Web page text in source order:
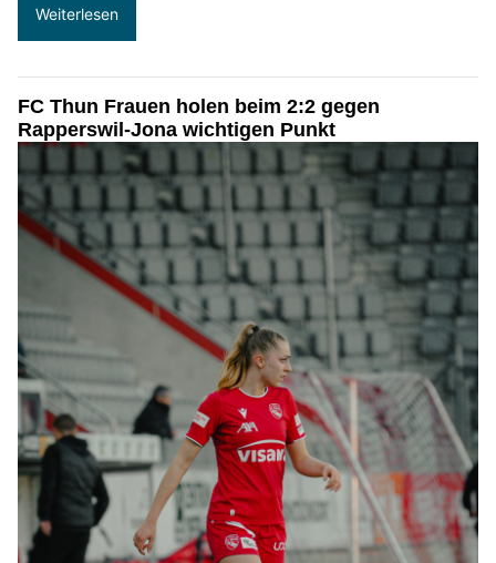
Weiterlesen
FC Thun Frauen holen beim 2:2 gegen
Rapperswil-Jona wichtigen Punkt